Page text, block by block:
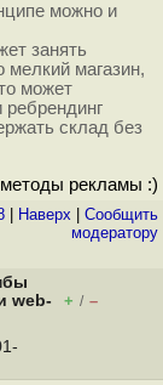
можно и
занять
мелкий магазин,
может
ребрендинг
склад без
рекламы :)
Наверх
Cообщить
модератору
web-
+ / –